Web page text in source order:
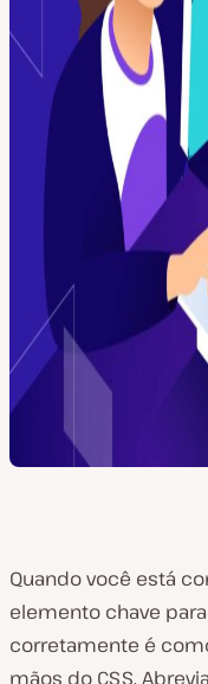
Quando você está
elemento chave
corretamente é
mãos do CSS.